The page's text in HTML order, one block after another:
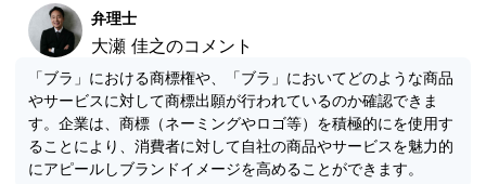
弁理士
大瀬 佳之のコメント
「ブラ」における商標権や、「ブラ」においてどのような商品
やサービスに対して商標出願が行われているのか確認できま
す。企業は、商標（ネーミングやロゴ等）を積極的にを使用す
ることにより、消費者に対して自社の商品やサービスを魅力的
にアピールしブランドイメージを高めることができます。